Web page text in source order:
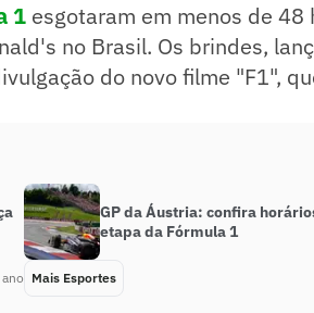
1 esgotaram em menos de 48
no Brasil. Os brindes,
do novo filme "F1",
ano
GP da Áustria: confira
etapa da Fórmula 1
Mais Esportes